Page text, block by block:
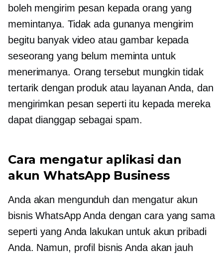
boleh mengirim pesan kepada orang yang
memintanya. Tidak ada gunanya mengirim
begitu banyak video atau gambar kepada
seseorang yang belum meminta untuk
menerimanya. Orang tersebut mungkin tidak
tertarik dengan produk atau layanan Anda, dan
mengirimkan pesan seperti itu kepada mereka
dapat dianggap sebagai spam.
Cara mengatur aplikasi dan
akun WhatsApp Business
Anda akan mengunduh dan mengatur akun
bisnis WhatsApp Anda dengan cara yang sama
seperti yang Anda lakukan untuk akun pribadi
Anda. Namun, profil bisnis Anda akan jauh